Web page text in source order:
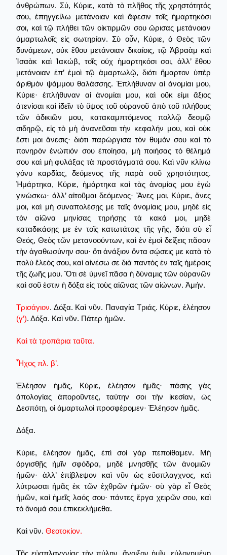
ἀνθρώπων. Σύ, Κύριε, κατὰ τὸ πλῆθος τῆς χρηστότητός
σου, ἐπηγγείλω μετάνοιαν καὶ ἄφεσιν τοῖς ἡμαρτηκόσι
σοι, καὶ τῷ πλήθει τῶν οἰκτιρμῶν σου ὥρισας μετάνοιαν
ἁμαρτωλοῖς εἰς σωτηρίαν. Σὺ οὖν, Κύριε, ὁ Θεὸς τῶν
δυνάμεων, οὐκ ἔθου μετάνοιαν δικαίοις, τῷ Ἀβραὰμ καὶ
Ἰσαὰκ καὶ Ἰακώβ, τοῖς ούχ ἡμαρτηκόσι σοι, ἀλλ’ ἔθου
μετάνοιαν ἐπ’ ἐμοὶ τῷ ἁμαρτωλῷ, διότι ἥμαρτον ὑπὲρ
ἀριθμὸν ψάμμου θαλάσσης. Ἐπλήθυναν αἱ ἀνομίαι μου,
Κύριε· ἐπλήθυναν αἱ ἀνομίαι μου, καὶ οὔκ εἰμι ἄξιος
ἀτενίσαι καὶ ἰδεῖν τὸ ὕψος τοῦ οὐρανοῦ ἀπὸ τοῦ πλήθους
τῶν ἀδικιῶν μου, κατακαμπτόμενος πολλῷ δεσμῷ
σιδηρῷ, εἰς τὸ μὴ ἀνανεῦσαι τὴν κεφαλήν μου, καὶ οὐκ
ἔστι μοι ἄνεσις· διότι παρώργισα τὸν θυμόν σου καὶ τὸ
πονηρὸν ἐνώπιόν σου ἐποίησα, μὴ ποιήσας τὸ θέλημά
σου καὶ μὴ φυλάξας τὰ προστάγματά σου. Καὶ νῦν κλίνω
γόνυ καρδίας, δεόμενος τῆς παρὰ σοῦ χρηστότητος.
Ἡμάρτηκα, Κύριε, ἡμάρτηκα καὶ τὰς ἀνομίας μου ἐγὼ
γινώσκω· ἀλλ’ αἰτοῦμαι δεόμενος· Ἄνες μοι, Κύριε, ἄνες
μοι, καὶ μὴ συναπολέσῃς με ταῖς ἀνομίαις μου, μηδὲ εἰς
τὸν αἰῶνα μηνίσας τηρήσῃς τὰ κακά μοι, μηδὲ
καταδικάσῃς με ἐν τοῖς κατωτάτοις τῆς γῆς, διότι σὺ εἶ
Θεός, Θεὸς τῶν μετανοούντων, καὶ ἐν ἐμοὶ δείξεις πᾶσαν
τὴν ἀγαθωσύνην σου· ὅτι ἀνάξιον ὄντα σῴσεις με κατὰ τὸ
πολὺ ἔλεός σου, καὶ αἰνέσω σε διὰ παντὸς ἐν ταῖς ἡμέραις
τῆς ζωῆς μου. Ὅτι σὲ ὑμνεῖ πᾶσα ἡ δύναμις τῶν οὐρανῶν
καὶ σοῦ ἐστιν ἡ δόξα εἰς τοὺς αἰῶνας τῶν αἰώνων. Ἀμήν.
Τρισάγιον. Δόξα. Καὶ νῦν. Παναγία Τριάς. Κύριε, ἐλέησον
(γ’). Δόξα. Καὶ νῦν. Πάτερ ἡμῶν.
Καὶ τὰ τροπάρια ταῦτα.
Ἦχος πλ. β’.
Ἐλέησον ἡμᾶς, Κύριε, ἐλέησον ἡμᾶς· πάσης γὰς
ἀπολογίας ἀποροῦντες, ταύτην σοι τὴν ἱκεσίαν, ὡς
Δεσπότῃ, οἱ ἁμαρτωλοὶ προσφέρομεν· Ἐλέησον ἡμᾶς.
Δόξα.
Κύριε, ἐλέησον ἡμᾶς, ἐπὶ σοὶ γὰρ πεποίθαμεν. Μὴ
ὀργισθῇς ἡμῖν σφόδρα, μηδὲ μνησθῇς τῶν ἀνομιῶν
ἡμῶν· ἀλλ’ ἐπίβλεψον καὶ νῦν ὡς εὔσπλαγχνος, καὶ
λύτρωσαι ἡμᾶς ἐκ τῶν ἐχθρῶν ἡμῶν· σὺ γὰρ εἶ Θεὸς
ἡμῶν, καὶ ἡμεῖς λαός σου· πάντες ἔργα χειρῶν σου, καὶ
τὸ ὄνομά σου ἐπικεκλήμεθα.
Καὶ νῦν. Θεοτοκίον.
Τῆς εὐσπλαγχνίας τὴν πύλην, ἄνοιξον ἡμῖν, εὐλογημένη